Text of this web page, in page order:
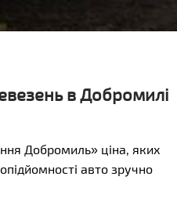
в Добромилі
Добромиль» ціна, яких
авто зручно